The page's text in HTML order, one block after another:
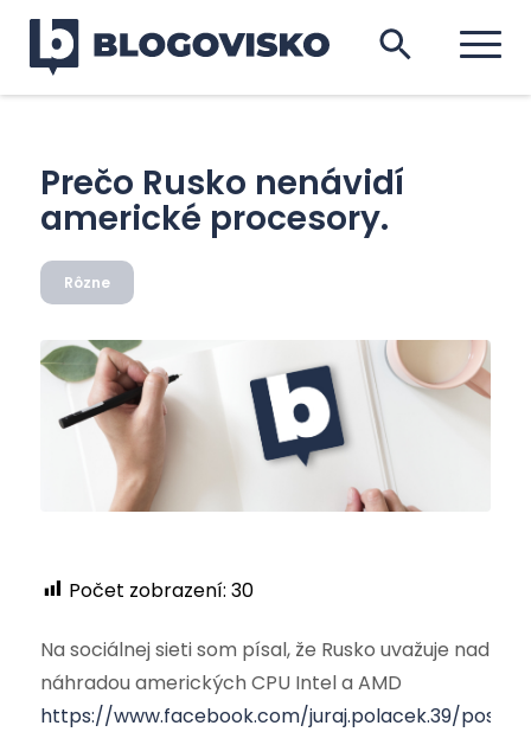
Prečo Rusko nenávidí
americké procesory.
Rôzne
Počet zobrazení: 30
Na sociálnej sieti som písal, že Rusko uvažuje nad
náhradou amerických CPU Intel a AMD
https://www.facebook.com/juraj.polacek.39/posts/